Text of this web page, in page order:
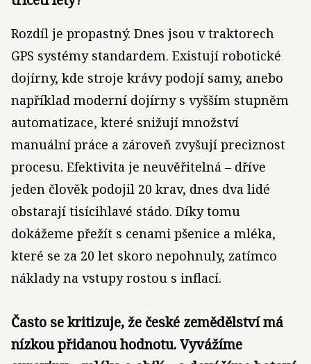
Rozdíl je propastný. Dnes jsou v traktorech
GPS systémy standardem. Existují robotické
dojírny, kde stroje krávy podojí samy, anebo
například moderní dojírny s vyšším stupněm
automatizace, které snižují množství
manuální práce a zároveň zvyšují preciznost
procesu. Efektivita je neuvěřitelná – dříve
jeden člověk podojil 20 krav, dnes dva lidé
obstarají tisícihlavé stádo. Díky tomu
dokážeme přežít s cenami pšenice a mléka,
které se za 20 let skoro nepohnuly, zatímco
náklady na vstupy rostou s inflací.
Často se kritizuje, že české zemědělství má
nízkou přidanou hodnotu. Vyvážíme